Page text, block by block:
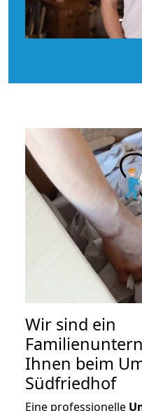
Wir sind ein
Ihnen beim
Südfriedhof
Eine professionelle